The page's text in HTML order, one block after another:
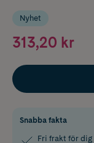
Nyhet
313,20 kr
Snabba fakta
Fri frakt för dig